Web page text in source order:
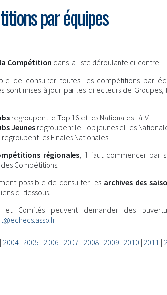
par équipes
Compétition dans la liste déroulante ci-contre.
de consulter toutes les compétitions par
sont mises à jour par les directeurs de Groupes,
regroupent le Top 16 et les Nationales I à IV.
Jeunesregroupent le Top jeunes el les
regroupent les Finales Nationales.
régionales, il faut commencer par
Compétitions.
possible de consulter les archives des
ci-dessous.
et Comités peuvent demander des
| 2004| 2005 | 2006 | 2007 | 2008| 2009 | 2010 | 2011 |